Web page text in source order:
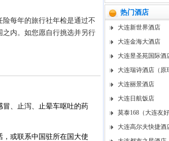
每年的旅行社年检是通过不
内。如您愿自行挑选并另行
、止泻、止晕车呕吐的药
或联系中国驻所在国大使
热门酒店
大连新世界酒店
大连金海大酒店
大连昱圣苑国际酒
大连瑞诗酒店（原
大连丽景酒店
大连日航饭店
莫泰168（大连友好
大连高尔夫快捷酒